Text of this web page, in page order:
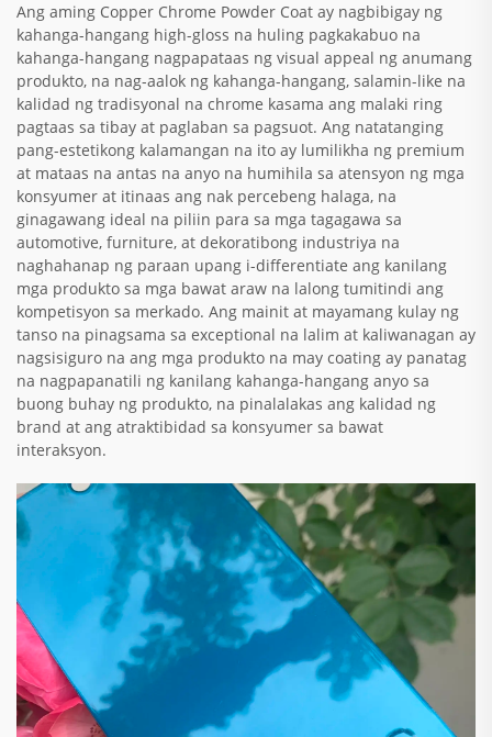
Ang aming Copper Chrome Powder Coat ay nagbibigay ng
kahanga-hangang high-gloss na huling pagkakabuo na
kahanga-hangang nagpapataas ng visual appeal ng anumang
produkto, na nag-aalok ng kahanga-hangang, salamin-like na
kalidad ng tradisyonal na chrome kasama ang malaki ring
pagtaas sa tibay at paglaban sa pagsuot. Ang natatanging
pang-estetikong kalamangan na ito ay lumilikha ng premium
at mataas na antas na anyo na humihila sa atensyon ng mga
konsyumer at itinaas ang nak percebeng halaga, na
ginagawang ideal na piliin para sa mga tagagawa sa
automotive, furniture, at dekoratibong industriya na
naghahanap ng paraan upang i-differentiate ang kanilang
mga produkto sa mga bawat araw na lalong tumitindi ang
kompetisyon sa merkado. Ang mainit at mayamang kulay ng
tanso na pinagsama sa exceptional na lalim at kaliwanagan ay
nagsisiguro na ang mga produkto na may coating ay panatag
na nagpapanatili ng kanilang kahanga-hangang anyo sa
buong buhay ng produkto, na pinalalakas ang kalidad ng
brand at ang atraktibidad sa konsyumer sa bawat
interaksyon.